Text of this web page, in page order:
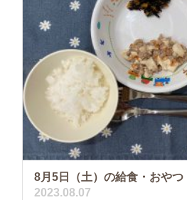
8月5日（土）の給食・おやつ
2023.08.07